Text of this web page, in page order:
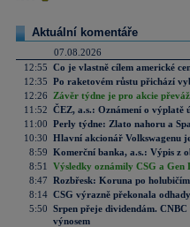
Aktuální komentáře
07.08.2026
12:55 Co je vlastně cílem americké
12:35 Po raketovém růstu přichází
12:26
Závěr týdne je pro akcie
11:52 ČEZ, a.s.: Oznámení o výplatě
11:00 Perly týdne: Zlato nahoru a
10:30 Hlavní akcionář Volkswagenu
8:59 Komerční banka, a.s.: Výpis z
8:51
Výsledky oznámily CSG a
8:47 Rozbřesk: Koruna po
8:14 CSG výrazně překonala
5:50 Srpen přeje dividendám.
výnosem